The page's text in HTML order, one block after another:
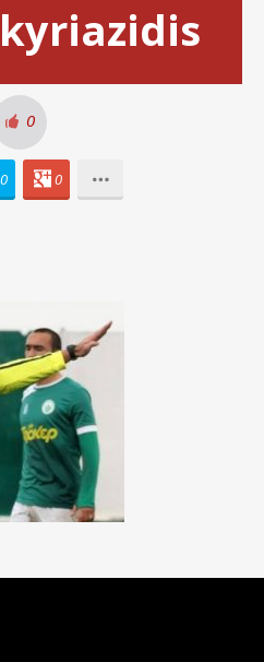
0
0 0